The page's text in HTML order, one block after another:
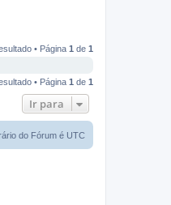
• Página 1 de 1
• Página 1 de 1
Ir para
do Fórum é UTC